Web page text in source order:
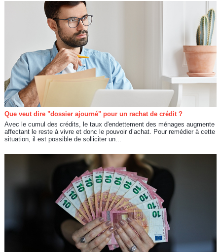
Que veut dire "dossier ajourné" pour un rachat de crédit ?
Avec le cumul des crédits, le taux d'endettement des ménages augmente
affectant le reste à vivre et donc le pouvoir d’achat. Pour remédier à cette
situation, il est possible de solliciter un...